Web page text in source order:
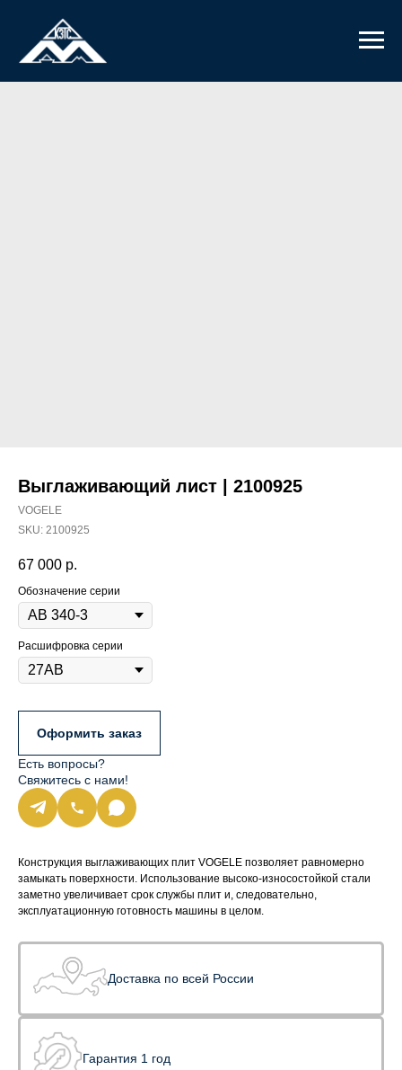
Выглаживающий лист | 2100925
VOGELE
SKU: 2100925
67 000 р.
Обозначение серии
Расшифровка серии
Оформить заказ
Есть вопросы?
Свяжитесь с нами!
Конструкция выглаживающих плит VOGELE позволяет равномерно
замыкать поверхности. Использование высоко-износостойкой стали
заметно увеличивает срок службы плит и, следовательно,
эксплуатационную готовность машины в целом.
Доставка по всей России
Гарантия 1 год